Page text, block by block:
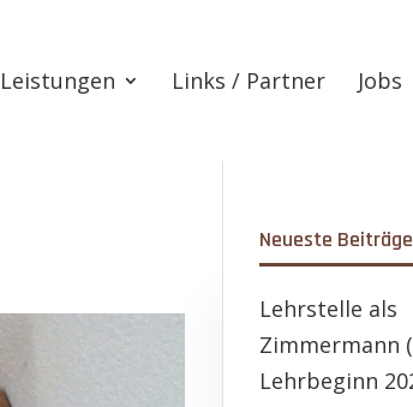
Leistungen Links / Partner Jobs
Neueste Beiträge
Lehrstelle als
Zimmermann
Lehrbeginn